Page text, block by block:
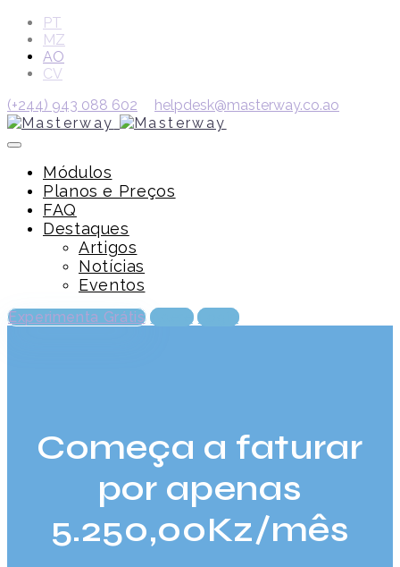
PT
MZ
AO
CV
(+244) 943 088 602
helpdesk@masterway.co.ao
Módulos
Planos e Preços
FAQ
Destaques
Artigos
Notícias
Eventos
Experimenta Grátis Adere Login
Começa a faturar
por apenas
5.250,00Kz/mês